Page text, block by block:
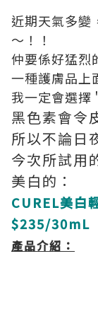
近期天氣多變
～！！
仲要係好猛烈
一種護膚品上
我一定會選擇
黑色素會令
所以不論日
今次所試用
美白的：
CUREL美白
$235/30mL
產品介紹：